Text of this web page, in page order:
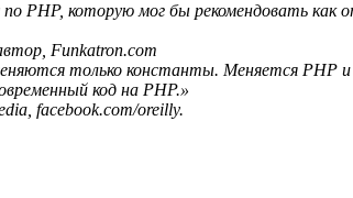
по PHP, которую мог бы рекомендовать
Funkatron.com
только константы. Меняется
код на PHP.»
facebook.com/oreilly.